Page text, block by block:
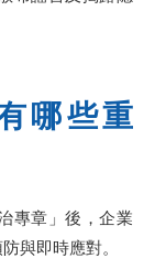
哪些重
專章」後，企業
與即時應對。